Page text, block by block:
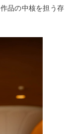
品の中核を担う存